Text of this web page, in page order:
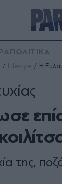
Lifestyle Η
της,